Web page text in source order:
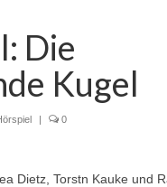
Die
Kugel
| 0
Dietz, Torstn Kauke und